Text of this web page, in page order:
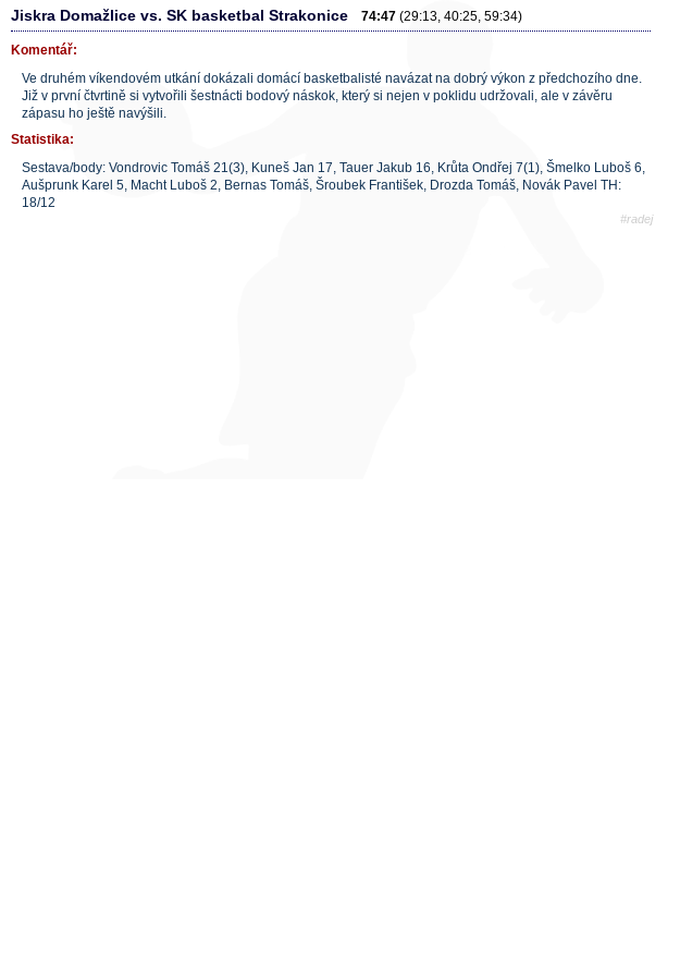
Jiskra Domažlice vs. SK basketbal Strakonice 74:47 (29:13, 40:25, 59:34)
Komentář:
Ve druhém víkendovém utkání dokázali domácí basketbalisté navázat na dobrý výkon z předchozího dne.
Již v první čtvrtině si vytvořili šestnácti bodový náskok, který si nejen v poklidu udržovali, ale v závěru
zápasu ho ještě navýšili.
Statistika:
Sestava/body: Vondrovic Tomáš 21(3), Kuneš Jan 17, Tauer Jakub 16, Krůta Ondřej 7(1), Šmelko Luboš 6,
Aušprunk Karel 5, Macht Luboš 2, Bernas Tomáš, Šroubek František, Drozda Tomáš, Novák Pavel TH:
18/12
#radej